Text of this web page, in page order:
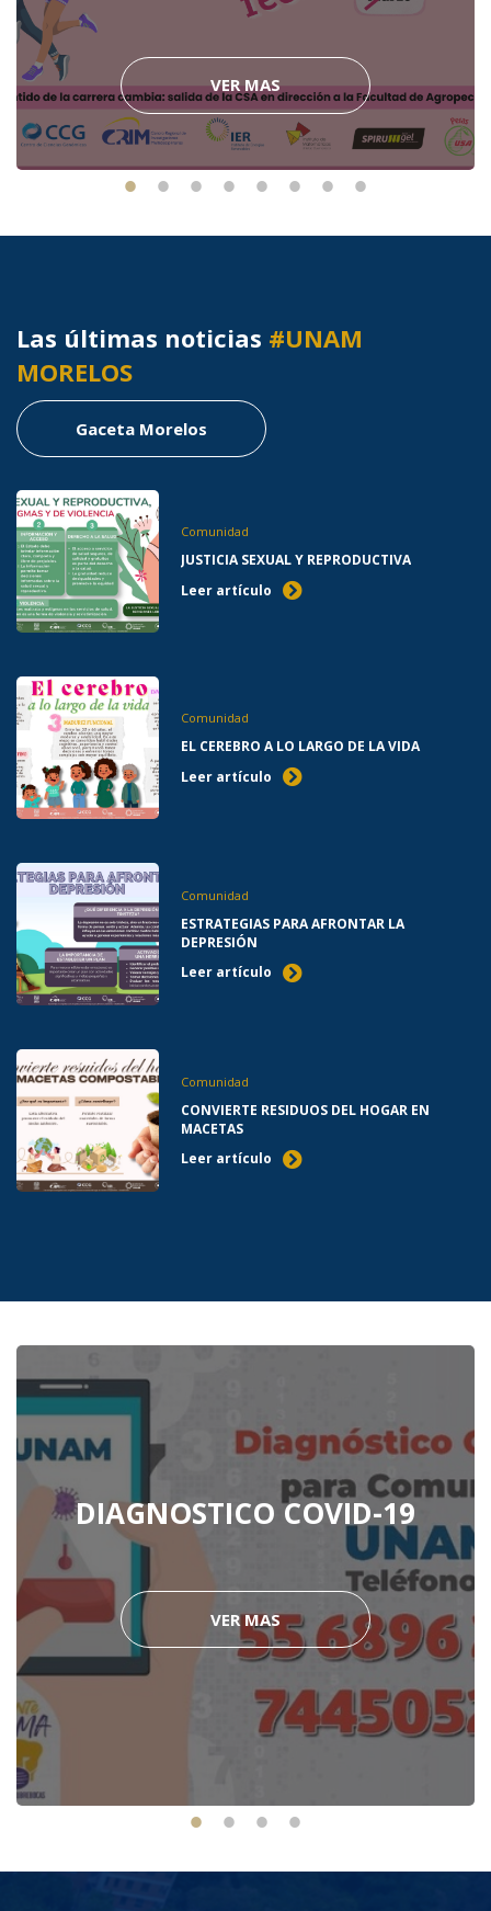
VER MAS
Las últimas noticias #UNAM
MORELOS
Gaceta Morelos
Comunidad
JUSTICIA SEXUAL Y REPRODUCTIVA
Leer artículo
Comunidad
EL CEREBRO A LO LARGO DE LA VIDA
Leer artículo
Comunidad
ESTRATEGIAS PARA AFRONTAR LA
DEPRESIÓN
Leer artículo
Comunidad
CONVIERTE RESIDUOS DEL HOGAR EN
MACETAS
Leer artículo
DIAGNOSTICO COVID-19
VER MAS